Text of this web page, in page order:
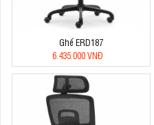
Ghế ERD187
6.435.000 VNĐ